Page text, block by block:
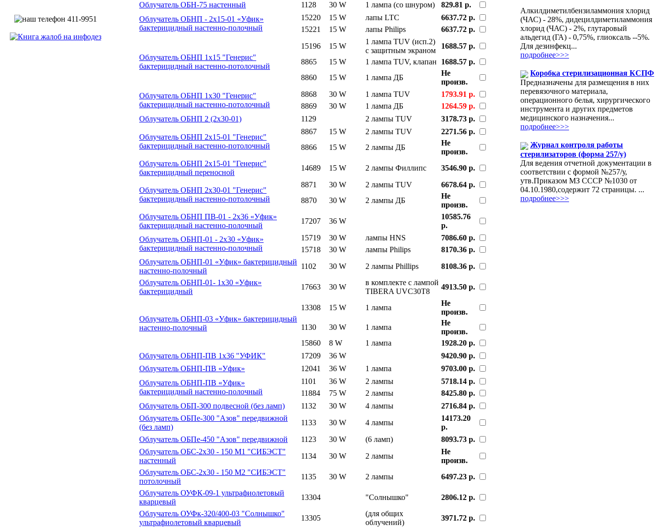
Облучатель ОБН-75 настенный
1128 30 W 1 лампа (со шнуром)
829.81 р.
Облучатель ОБНП - 2х15-01 «Уфик»
бактерицидный настенно-полочный
15220 15 W лапы LTC
6637.72 р.
15221
15 W лапы Philips 6637.72 р.
Облучатель ОБНП 1х15 "Генерис"
бактерицидный настенно-потолочный
15196 15 W
1 лампа TUV (исп.2)
с защитным экраном
1688.57 р.
8865
15 W 1 лампа TUV, клапан
1688.57 р.
8860
15 W 1 лампа ДБ
Не
произв.
Облучатель ОБНП 1х30 "Генерис"
бактерицидный настенно-потолочный
8868 30 W 1 лампа TUV
1793.91 р.
8869
30 W 1 лампа ДБ
1264.59 р.
Облучатель ОБНП 2 (2х30-01)
1129 2 лампы TUV 3178.73 р.
Облучатель ОБНП 2х15-01 "Генерис"
бактерицидный настенно-потолочный
8867 15 W 2 лампы TUV
2271.56 р.
8866
15 W 2 лампы ДБ
Не
произв.
Облучатель ОБНП 2х15-01 "Генерис"
бактерицидный переносной
14689 15 W 2 лампы Филлипс 3546.90 р.
Облучатель ОБНП 2х30-01 "Генерис"
бактерицидный настенно-потолочный
8871 30 W 2 лампы TUV
6678.64 р.
8870
30 W 2 лампы ДБ
Не
произв.
Облучатель ОБНП ПВ-01 - 2х36 «Уфик»
бактерицидный настенно-полочный
17207 36 W
10585.76
р.
Облучатель ОБНП-01 - 2х30 «Уфик»
бактерицидный настенно-полочный
15719 30 W лампы HNS
7086.60 р.
15718
30 W лампы Philips
8170.36 р.
Облучатель ОБНП-01 «Уфик» бактерицидный
настенно-полочный
1102 30 W 2 лампы Phillips
8108.36 р.
Облучатель ОБНП-01- 1х30 «Уфик»
бактерицидный
17663 30 W
в комплекте с лампой
TIBERA UVC30T8
4913.50 р.
Облучатель ОБНП-03 «Уфик» бактерицидный
настенно-полочный
13308 15 W 1 лампа
Не
произв.
1130
30 W 1 лампа
Не
произв.
15860
8 W 1 лампа
1928.20 р.
Облучатель ОБНП-ПВ 1х36 "УФИК"
17209 36 W
9420.90 р.
Облучатель ОБНП-ПВ «Уфик»
12041 36 W 1 лампа
9703.00 р.
Облучатель ОБНП-ПВ «Уфик»
бактерицидный настенно-полочный
1101 36 W 2 лампы
5718.14 р.
11884
75 W 2 лампы
8425.80 р.
Облучатель ОБП-300 подвесной (без ламп)
1132 30 W 4 лампы
2716.84 р.
Облучатель ОБПе-300 "Азов" передвижной
(без ламп)
1133 30 W 4 лампы
14173.20
р.
Облучатель ОБПе-450 "Азов" передвижной
1123 30 W (6 ламп)
8093.73 р.
Облучатель ОБС-2х30 - 150 М1 "СИБЭСТ"
настенный
1134 30 W 2 лампы
Не
произв.
Облучатель ОБС-2х30 - 150 М2 "СИБЭСТ"
потолочный
1135 30 W 2 лампы
6497.23 р.
Облучатель ОУФК-09-1 ультрафиолетовый
кварцевый
13304 "Солнышко"
2806.12 р.
Облучатель ОУФк-320/400-03 "Солнышко"
ультрафиолетовый кварцевый
13305
(для общих
облучений)
3971.72 р.
Алкилдиметилбензиламмония хлорид
(ЧАС) - 28%, дидецилдиметиламмония
хлорид (ЧАС) - 2%, глутаровый
альдегид (ГА) - 0,75%, глиоксаль --5%.
Для дезинфекц...
подробнее>>>
Коробка стерилизационная КСПФ
Предназначены для размещения в них
перевязочного материала,
операционного белья, хирургического
инструмента и других предметов
медицинского назначения...
подробнее>>>
Журнал контроля работы
стерилизаторов (форма 257/у)
Для ведения отчетной документации в
соответствии с формой №257/у,
утв.Приказом МЗ СССР №1030 от
04.10.1980,содержит 72 страницы. ...
подробнее>>>